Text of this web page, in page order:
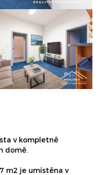
v kompletně
domě.
m2 je umístěna v